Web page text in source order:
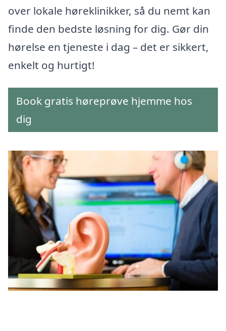
over lokale høreklinikker, så du nemt kan
finde den bedste løsning for dig. Gør din
hørelse en tjeneste i dag – det er sikkert,
enkelt og hurtigt!
Book gratis høreprøve hjemme hos
dig